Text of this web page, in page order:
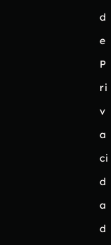
d
e
P
ri
v
a
ci
d
a
d